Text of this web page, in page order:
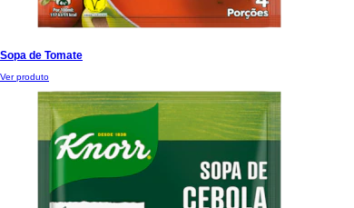
Ver produto